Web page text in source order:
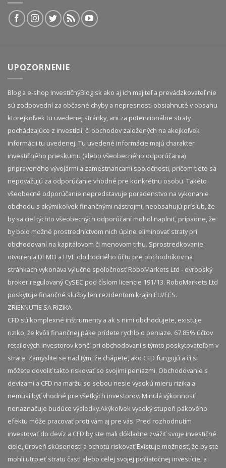
UPOZORNENIE
Blog a e-shop InvestičnýBlog.sk ako aj ich majiteľ a prevádzkovateľ nie
sú zodpovední za občasné chyby a nepresnosti obsiahnuté v obsahu
ktorejkoľvek tu uvedenej stránky, ani za potencionálne straty
pochádzajúce z investícií, či obchodov založených na akejkoľvek
informácii tu uvedenej. Tu uvedené informácie majú charakter
investičného prieskumu (alebo všeobecného odporúčania)
pripraveného vývojármi a zamestnancami spoločnosti, pričom tieto sa
nepovažujú za odporúčanie vhodné pre konkrétnu osobu. Takéto
všeobecné odporúčanie nepredstavuje poradenstvo na vykonanie
obchodu s akýmikoľvek finančnými nástrojmi, neobsahujú prísľub, že
by sa cieľ týchto všeobecných odporúčaní mohol naplniť, prípadne, že
by bolo možné prostredníctvom nich úplne eliminovať straty pri
obchodovaní na kapitálovom či menovom trhu. Sprostredkovanie
otvorenia DEMO a LIVE obchodného účtu pre obchodníkov na
stránkach vykonáva výlučne spoločnosť RoboMarkets Ltd - evropský
broker regulovaný CySEC pod číslom licencie 191/13. RoboMarkets Ltd
poskytuje finančné služby len rezidentom krajín EU/EES.
ZRIEKNUTIE SA RIZIKA
CFD sú komplexné inštrumenty a ak s nimi obchodujete, existuje
riziko, že kvôli finančnej páke prídete rychlo o peniaze. 67.85% účtov
retailových investorov končí pri obchodovaní s týmto poskytovateľom v
strate. Zamyslite se nad tým, že chápete, ako CFD fungujú a či si
môžete dovoliť takto riskovať so svojimi peniazmi. Obchodovanie s
devízami a CFD na maržu so sebou nesie vysokú mieru rizika a
nemusí byť vhodné pre všetkých investorov. Minulá výkonnosť
nenaznačuje budúce výsledky.​ Akýkoľvek vysoký stupeň pákového
efektu môže pracovať proti vám aj pre vás. Pred rozhodnutím
investovať do devíz a CFD by ste mali dôkladne zvážiť svoje investičné
ciele, úroveň skúseností a ochotu riskovať.​ Existuje možnosť, že by ste
mohli utrpieť stratu časti alebo celej svojej počiatočnej investície, a